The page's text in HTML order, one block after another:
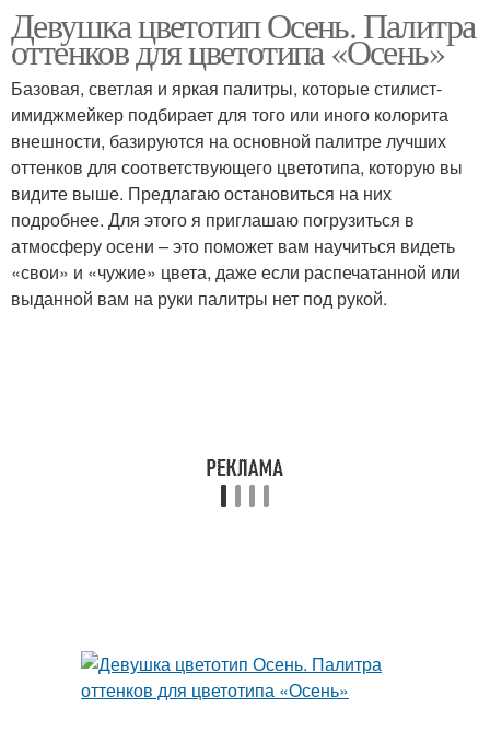
Гардероб для девушек Тест на цветотип
Холодный цветотип Летний цветотип
Насыщенный цветотип Макияж для цветотипа
Девушка цветотип Осень. Палитра
оттенков для цветотипа «Осень»
Базовая, светлая и яркая палитры, которые стилист-
имиджмейкер подбирает для того или иного колорита
внешности, базируются на основной палитре лучших
оттенков для соответствующего цветотипа, которую вы
видите выше. Предлагаю остановиться на них
подробнее. Для этого я приглашаю погрузиться в
атмосферу осени – это поможет вам научиться видеть
«свои» и «чужие» цвета, даже если распечатанной или
выданной вам на руки палитры нет под рукой.